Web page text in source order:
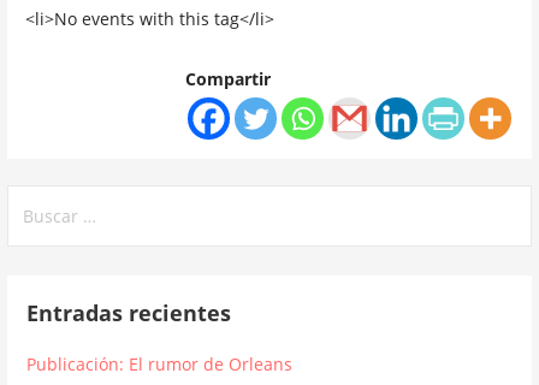
<li>No events with this tag</li>
Compartir
Entradas recientes
Publicación: El rumor de Orleans